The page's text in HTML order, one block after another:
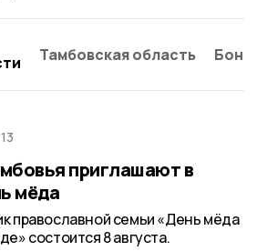
Тамбовская область
приглашают в
мёда
православной семьи «День мёда
состоится 8 августа.